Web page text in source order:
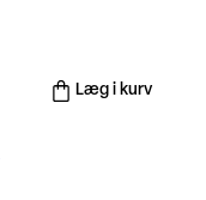
Læg i kurv